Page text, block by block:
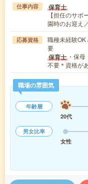
仕事内容 保育士
【担任のサポ
園時のお迎え
応募資格
職種未経験OK
要
保育士 ・保
不要＊資格が
職場の雰囲気
年齢層
20代
男女比率
女性